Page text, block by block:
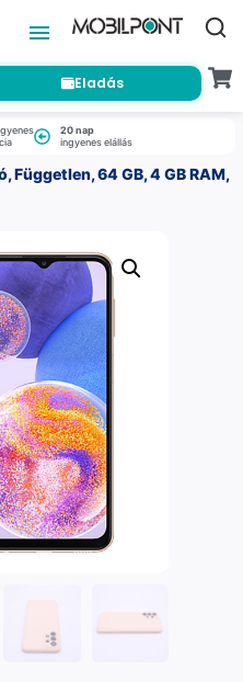
Eladás
20 nap
ingyenes elállás
Független, 64 GB, 4 GB RAM,